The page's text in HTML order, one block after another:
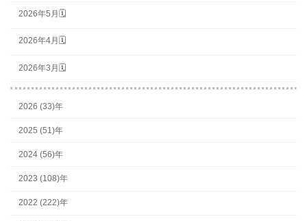
2026年5月🗓
2026年4月🗓
2026年3月🗓
2026 (33)年
2025 (51)年
2024 (56)年
2023 (108)年
2022 (222)年